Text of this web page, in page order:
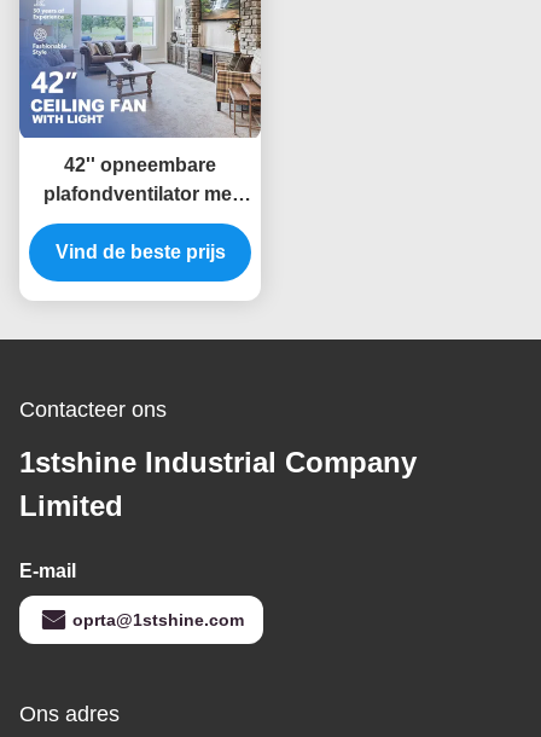
42'' opneembare
plafondventilator met
dimbaar LED-licht Amd
gelijkstroommotor
Vind de beste prijs
Contacteer ons
1stshine Industrial Company
Limited
E-mail
oprta@1stshine.com
Ons adres